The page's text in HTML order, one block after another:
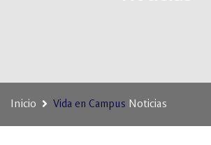
Inicio Vida en Campus Noticias